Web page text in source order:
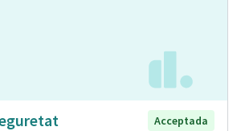
Acceptada